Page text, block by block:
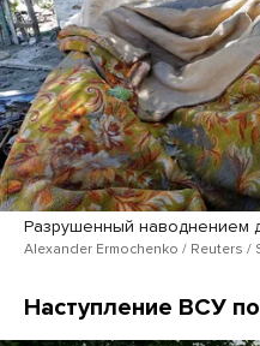
Разрушенный наводнением
Alexander Ermochenko / Reuters /
Наступление ВСУ